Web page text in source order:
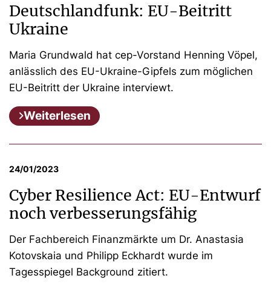
Deutschlandfunk: EU-Beitritt
Ukraine
Maria Grundwald hat cep-Vorstand Henning Vöpel,
anlässlich des EU-Ukraine-Gipfels zum möglichen
EU-Beitritt der Ukraine interviewt.
Weiterlesen
24/01/2023
Cyber Resilience Act: EU-Entwurf
noch verbesserungsfähig
Der Fachbereich Finanzmärkte um Dr. Anastasia
Kotovskaia und Philipp Eckhardt wurde im
Tagesspiegel Background zitiert.